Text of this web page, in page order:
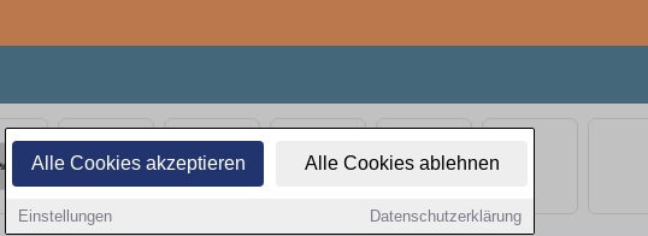
Alle Cookies akzeptieren Alle Cookies ablehnen
Einstellungen Datenschutzerklärung